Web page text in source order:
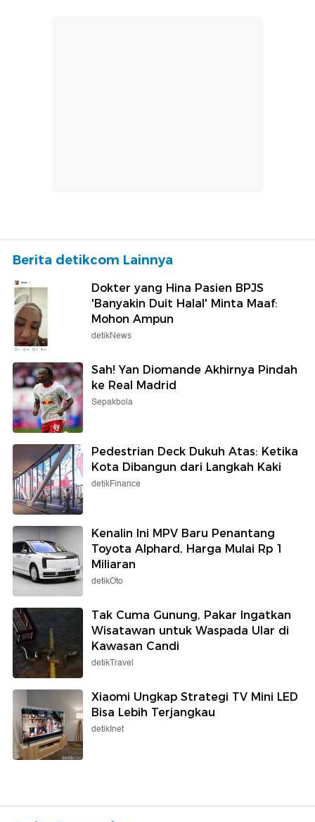
Berita detikcom Lainnya
Dokter yang Hina Pasien BPJS
'Banyakin Duit Halal' Minta Maaf:
Mohon Ampun
detikNews
Sah! Yan Diomande Akhirnya Pindah
ke Real Madrid
Sepakbola
Pedestrian Deck Dukuh Atas: Ketika
Kota Dibangun dari Langkah Kaki
detikFinance
Kenalin Ini MPV Baru Penantang
Toyota Alphard, Harga Mulai Rp 1
Miliaran
detikOto
Tak Cuma Gunung, Pakar Ingatkan
Wisatawan untuk Waspada Ular di
Kawasan Candi
detikTravel
Xiaomi Ungkap Strategi TV Mini LED
Bisa Lebih Terjangkau
detikInet